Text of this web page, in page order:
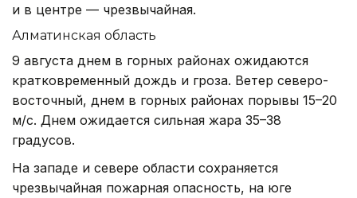
и в центре — чрезвычайная.
Алматинская область
9 августа днем в горных районах ожидаются
кратковременный дождь и гроза. Ветер северо-
восточный, днем в горных районах порывы 15–20
м/с. Днем ожидается сильная жара 35–38
градусов.
На западе и севере области сохраняется
чрезвычайная пожарная опасность, на юге